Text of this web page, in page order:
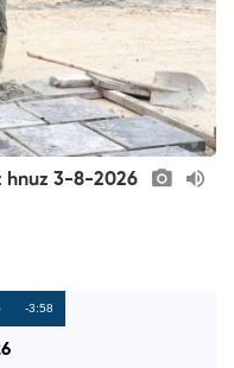
hnuz 3-8-2026
R
-3:58